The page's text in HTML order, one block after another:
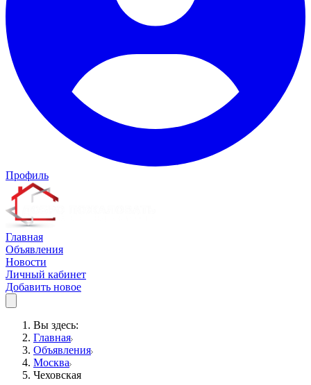
Профиль
Главная
Объявления
Новости
Личный кабинет
Добавить новое
Вы здесь:
Главная
Объявления
Москва
Чеховская